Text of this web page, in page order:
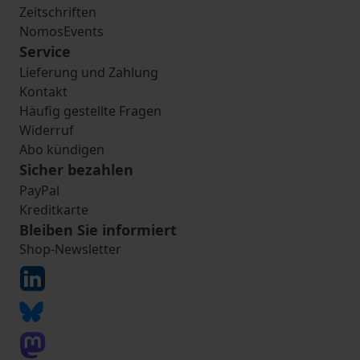
Zeitschriften
NomosEvents
Service
Lieferung und Zahlung
Kontakt
Häufig gestellte Fragen
Widerruf
Abo kündigen
Sicher bezahlen
PayPal
Kreditkarte
Bleiben Sie informiert
Shop-Newsletter